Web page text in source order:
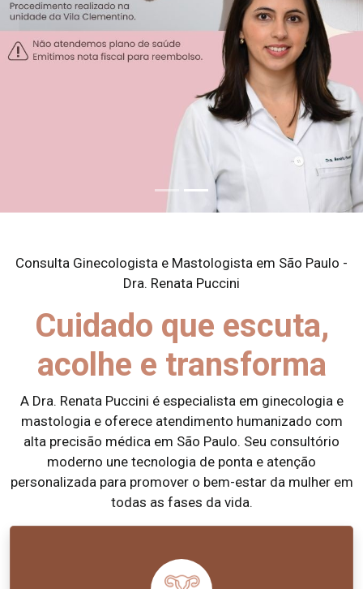
Consulta Ginecologista e Mastologista em São Paulo -
Dra. Renata Puccini
Cuidado que escuta,
acolhe e transforma
A Dra. Renata Puccini é especialista em ginecologia e
mastologia e oferece atendimento humanizado com
alta precisão médica em São Paulo. Seu consultório
moderno une tecnologia de ponta e atenção
personalizada para promover o bem-estar da mulher em
todas as fases da vida.